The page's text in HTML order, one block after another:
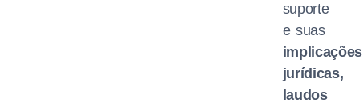
suporte
e suas
implicações
jurídicas,
laudos